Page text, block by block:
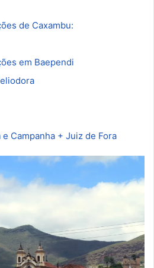
de Caxambu:
em Baependi
Campanha + Juiz de Fora